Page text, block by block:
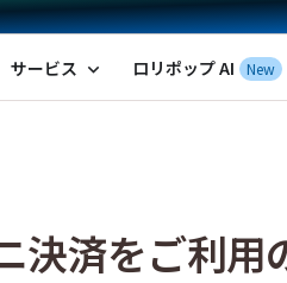
タルサーバー by GMOペパボ
サービス expand_more ロリポップ AI New
決済をご利用